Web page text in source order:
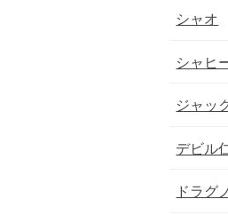
シャオ
シャヒ
ジャッ
デビル
ドラグ